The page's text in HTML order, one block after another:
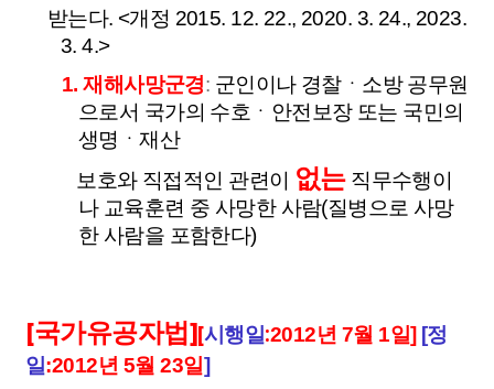
받는다. <개정 2015. 12. 22., 2020. 3. 24., 2023.
3. 4.>
1. 재해사망군경: 군인이나 경찰ㆍ소방 공무원
으로서 국가의 수호ㆍ안전보장 또는 국민의
생명ㆍ재산
보호와 직접적인 관련이
없는직무수행이
나 교육훈련 중 사망한 사람(질병으로 사망
한 사람을 포함한다)
[국가유공자법][시행일:2012년 7월 1일] [정
일:2012년 5월 23일]